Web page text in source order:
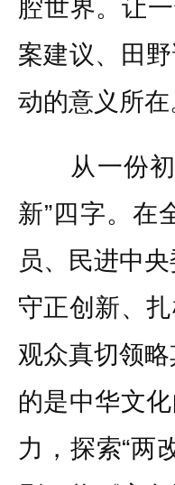
腔世界。让
案建议、田
动的意义所在
从一份初
新”四字。在
员、民进中
守正创新、
观众真切领
的是中华文
力，探索“两